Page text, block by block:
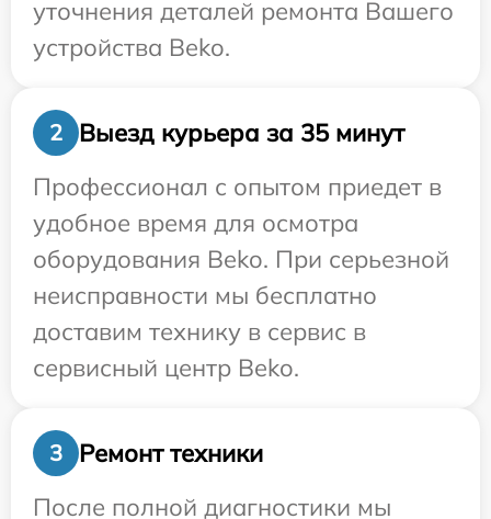
уточнения деталей ремонта Вашего
устройства Beko.
2
Выезд курьера за 35 минут
Профессионал с опытом приедет в
удобное время для осмотра
оборудования Beko. При серьезной
неисправности мы бесплатно
доставим технику в сервис в
сервисный центр Beko.
3
Ремонт техники
После полной диагностики мы